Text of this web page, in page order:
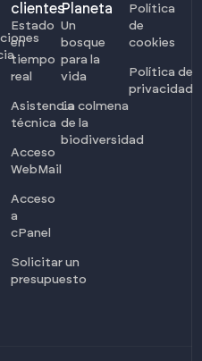
clientes
Estado
en
tiempo
real
Asistencia
técnica
Acceso
WebMail
Acceso
a
cPanel
Solicitar un
presupuesto
Planeta
Un
bosque
para la
vida
La colmena
de la
biodiversidad
Política
de
cookies
Política de
privacidad